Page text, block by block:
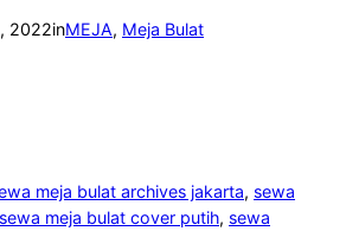
2022inMEJA, Meja Bulat
meja bulat archives jakarta, sewa
sewa meja bulat cover putih, sewa